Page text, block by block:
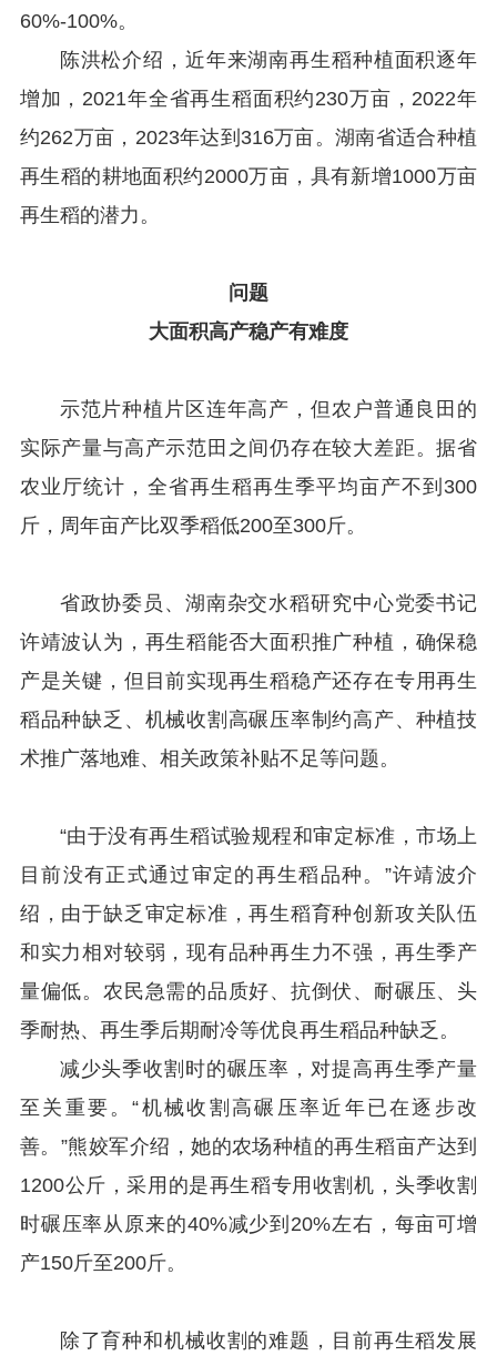
60%-100%。
陈洪松介绍，近年来湖南再生稻种植面积逐年
增加，2021年全省再生稻面积约230万亩，2022年
约262万亩，2023年达到316万亩。湖南省适合种植
再生稻的耕地面积约2000万亩，具有新增1000万亩
再生稻的潜力。
问题
大面积高产稳产有难度
示范片种植片区连年高产，但农户普通良田的
实际产量与高产示范田之间仍存在较大差距。据省
农业厅统计，全省再生稻再生季平均亩产不到300
斤，周年亩产比双季稻低200至300斤。
省政协委员、湖南杂交水稻研究中心党委书记
许靖波认为，再生稻能否大面积推广种植，确保稳
产是关键，但目前实现再生稻稳产还存在专用再生
稻品种缺乏、机械收割高碾压率制约高产、种植技
术推广落地难、相关政策补贴不足等问题。
“由于没有再生稻试验规程和审定标准，市场上
目前没有正式通过审定的再生稻品种。”许靖波介
绍，由于缺乏审定标准，再生稻育种创新攻关队伍
和实力相对较弱，现有品种再生力不强，再生季产
量偏低。农民急需的品质好、抗倒伏、耐碾压、头
季耐热、再生季后期耐冷等优良再生稻品种缺乏。
减少头季收割时的碾压率，对提高再生季产量
至关重要。“机械收割高碾压率近年已在逐步改
善。”熊姣军介绍，她的农场种植的再生稻亩产达到
1200公斤，采用的是再生稻专用收割机，头季收割
时碾压率从原来的40%减少到20%左右，每亩可增
产150斤至200斤。
除了育种和机械收割的难题，目前再生稻发展